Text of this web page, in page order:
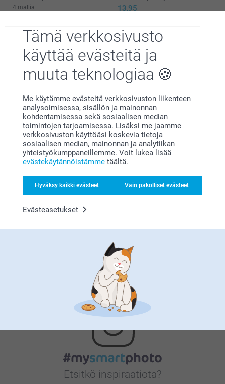
Tämä verkkosivusto
käyttää evästeitä ja
muuta teknologiaa
Me käytämme evästeitä verkkosivuston liikenteen
analysoimisessa, sisällön ja mainonnan
kohdentamisessa sekä sosiaalisen median
toimintojen tarjoamisessa. Lisäksi me jaamme
verkkosivuston käyttöäsi koskevia tietoja
sosiaalisen median, mainonnan ja analytiikan
yhteistyökumppaneillemme. Voit lukea lisää
evästekäytännöistämme täältä.
Hyväksy kaikki evästeet Vain pakolliset evästeet
Evästeasetukset
4 mallia
(74 arvostelut)
13,95
(13 arvostelut)
Miksismartphoto?
Tyytyväisyystakuu
Bonusta kaikista tilauksista
Etsitkö inspiraatiota?